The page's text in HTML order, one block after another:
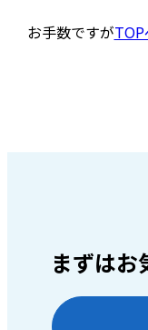
お手数ですが
まずはお